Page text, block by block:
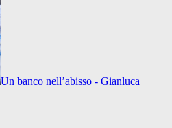
Un banco nell’abisso - Gianluca